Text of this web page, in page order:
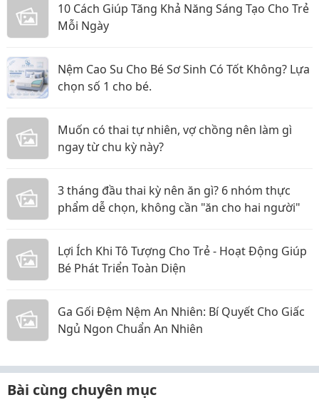
10 Cách Giúp Tăng Khả Năng Sáng Tạo Cho Trẻ
Mỗi Ngày
Nệm Cao Su Cho Bé Sơ Sinh Có Tốt Không? Lựa
chọn số 1 cho bé.
Muốn có thai tự nhiên, vợ chồng nên làm gì
ngay từ chu kỳ này?
3 tháng đầu thai kỳ nên ăn gì? 6 nhóm thực
phẩm dễ chọn, không cần "ăn cho hai người"
Lợi Ích Khi Tô Tượng Cho Trẻ - Hoạt Động Giúp
Bé Phát Triển Toàn Diện
Ga Gối Đệm Nệm An Nhiên: Bí Quyết Cho Giấc
Ngủ Ngon Chuẩn An Nhiên
Bài cùng chuyên mục